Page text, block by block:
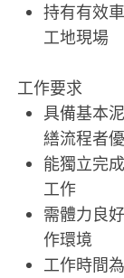
持有有效
工地現場
工作要求
具備基本
繕流程者
能獨立完
工作
需體力良
作環境
工作時間